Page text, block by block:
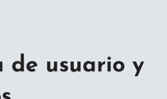
de usuario y